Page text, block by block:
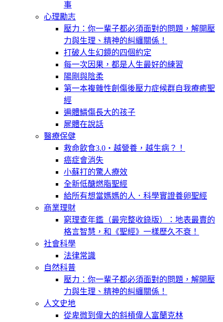
事
心理勵志
壓力：你一輩子都必須面對的問題，解開壓
力與生理、精神的糾纏關係！
打破人生幻鏡的四個約定
每一次因果，都是人生最好的練習
陽剛與陰柔
第一本複雜性創傷後壓力症候群自我療癒聖
經
遍體鱗傷長大的孩子
屍體在說話
醫療保健
救命飲食3.0‧越營養，越生病？！
癌症會消失
小蘇打的驚人療效
全新低醣燃脂聖經
給所有想當媽媽的人．科學實證養卵聖經
商業理財
窮理查年鑑（最完整收錄版）：地表最賣的
格言智慧，和《聖經》一樣歷久不衰！
社會科學
法律常識
自然科普
壓力：你一輩子都必須面對的問題，解開壓
力與生理、精神的糾纏關係！
人文史地
從卑微到偉大的斜槓偉人富蘭克林